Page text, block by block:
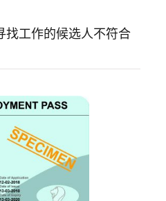
找工作的候选人不符合